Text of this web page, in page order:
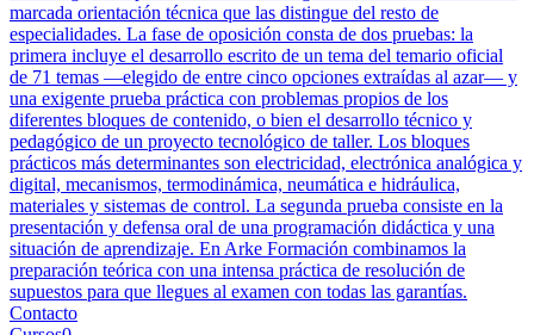
marcada orientación técnica que las distingue del resto de
especialidades. La fase de oposición consta de dos pruebas: la
primera incluye el desarrollo escrito de un tema del temario oficial
de 71 temas —elegido de entre cinco opciones extraídas al azar— y
una exigente prueba práctica con problemas propios de los
diferentes bloques de contenido, o bien el desarrollo técnico y
pedagógico de un proyecto tecnológico de taller. Los bloques
prácticos más determinantes son electricidad, electrónica analógica y
digital, mecanismos, termodinámica, neumática e hidráulica,
materiales y sistemas de control. La segunda prueba consiste en la
presentación y defensa oral de una programación didáctica y una
situación de aprendizaje. En Arke Formación combinamos la
preparación teórica con una intensa práctica de resolución de
supuestos para que llegues al examen con todas las garantías.
Contacto